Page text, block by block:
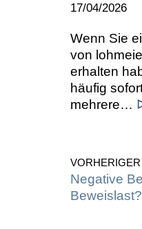
17/04/2026
Wenn Sie
von
erhalten
häufig
mehrere…
Negative
Beweislast?